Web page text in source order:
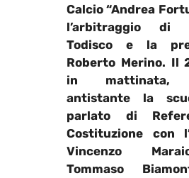
Calcio “Andrea
l’arbitraggio di
Todisco e la
Roberto Merino. Il
in mattinata,
antistante la
parlato di
Costituzione con
Vincenzo
Tommaso